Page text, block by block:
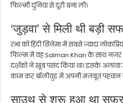
फिल्मी दुनिया से दूरी बना ली।
‘जुड़वा’ से मिली थी बड़ी
रंभा को हिंदी सिनेमा में सबसे ज्यादा
फिल्म में वहSalman Khanके साथ नजर
दर्शकों ने खूब पसंद किया था। इसके
काम कर बॉलीवुड में अपनी मजबूत पहचान
साउथ से शुरू हुआ था